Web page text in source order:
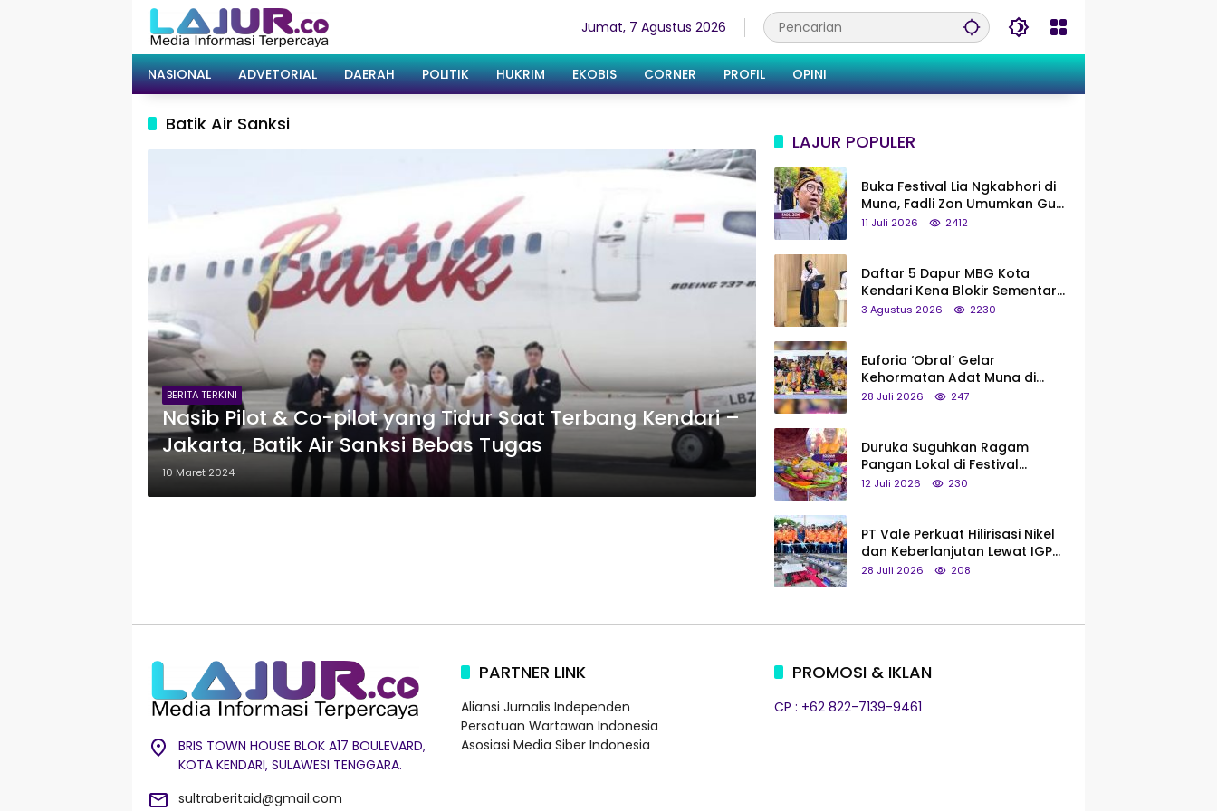
Jumat, 7 Agustus 2026
NASIONAL ADVETORIAL DAERAH POLITIK HUKRIM EKOBIS CORNER PROFIL OPINI
Batik Air Sanksi
BERITA TERKINI
Nasib Pilot & Co-pilot yang Tidur Saat Terbang Kendari –
Jakarta, Batik Air Sanksi Bebas Tugas
10 Maret 2024
LAJUR POPULER
Buka Festival Lia Ngkabhori di
Muna, Fadli Zon Umumkan Gua
Metanduno Segera Naik Status
11 Juli 2026 2412
Daftar 5 Dapur MBG Kota
Kendari Kena Blokir Sementara
dari Pusat
3 Agustus 2026 2230
Euforia ‘Obral’ Gelar
Kehormatan Adat Muna di
Silaturahmi KKMM, Ridwan Bae:
28 Juli 2026 247
Duruka Suguhkan Ragam
Pangan Lokal di Festival
Liangkobhori, Dari Umbi Rebus
12 Juli 2026 230
PT Vale Perkuat Hilirisasi Nikel
dan Keberlanjutan Lewat IGP
Morowali
28 Juli 2026 208
BRIS TOWN HOUSE BLOK A17 BOULEVARD,
KOTA KENDARI, SULAWESI TENGGARA.
sultraberitaid@gmail.com
PARTNER LINK
Aliansi Jurnalis Independen
Persatuan Wartawan Indonesia
Asosiasi Media Siber Indonesia
PROMOSI & IKLAN
CP : +62 822-7139-9461